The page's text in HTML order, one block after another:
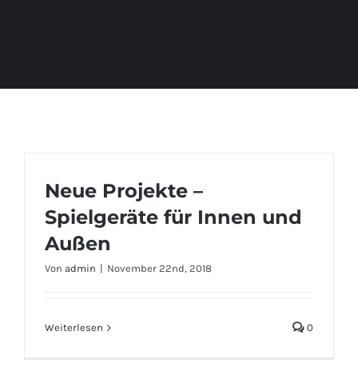
Neue Projekte –
Spielgeräte für Innen und
Außen
Von admin | November 22nd, 2018
Weiterlesen 0